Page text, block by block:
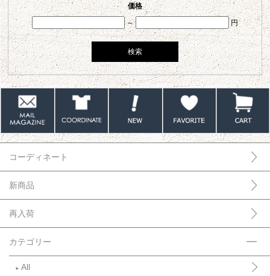
価格
～
円
コーディネート
新商品
再入荷
カテゴリー
► All